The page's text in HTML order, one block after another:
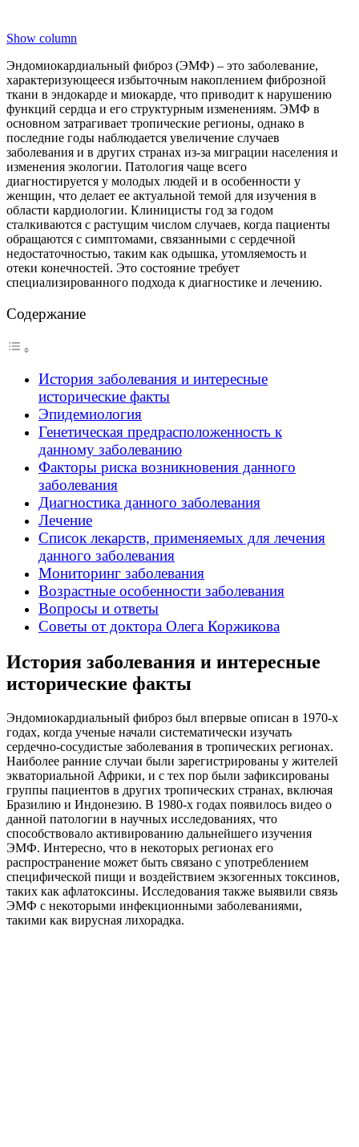
Show column
Эндомиокардиальный фиброз (ЭМФ) – это заболевание,
характеризующееся избыточным накоплением фиброзной
ткани в эндокарде и миокарде, что приводит к нарушению
функций сердца и его структурным изменениям. ЭМФ в
основном затрагивает тропические регионы, однако в
последние годы наблюдается увеличение случаев
заболевания и в других странах из-за миграции населения и
изменения экологии. Патология чаще всего
диагностируется у молодых людей и в особенности у
женщин, что делает ее актуальной темой для изучения в
области кардиологии. Клиницисты год за годом
сталкиваются с растущим числом случаев, когда пациенты
обращаются с симптомами, связанными с сердечной
недостаточностью, таким как одышка, утомляемость и
отеки конечностей. Это состояние требует
специализированного подхода к диагностике и лечению.
Содержание
История заболевания и интересные
исторические факты
Эпидемиология
Генетическая предрасположенность к
данному заболеванию
Факторы риска возникновения данного
заболевания
Диагностика данного заболевания
Лечение
Список лекарств, применяемых для лечения
данного заболевания
Мониторинг заболевания
Возрастные особенности заболевания
Вопросы и ответы
Советы от доктора Олега Коржикова
История заболевания и интересные
исторические факты
Эндомиокардиальный фиброз был впервые описан в 1970-х
годах, когда ученые начали систематически изучать
сердечно-сосудистые заболевания в тропических регионах.
Наиболее ранние случаи были зарегистрированы у жителей
экваториальной Африки, и с тех пор были зафиксированы
группы пациентов в других тропических странах, включая
Бразилию и Индонезию. В 1980-х годах появилось видео о
данной патологии в научных исследованиях, что
способствовало активированию дальнейшего изучения
ЭМФ. Интересно, что в некоторых регионах его
распространение может быть связано с употреблением
специфической пищи и воздействием экзогенных токсинов,
таких как афлатоксины. Исследования также выявили связь
ЭМФ с некоторыми инфекционными заболеваниями,
такими как вирусная лихорадка.